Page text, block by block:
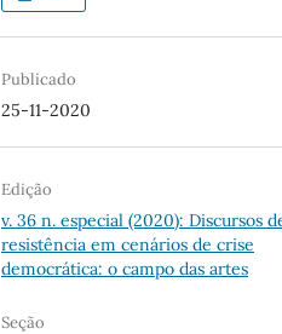
Publicado
25-11-2020
Edição
v. 36 n. especial (2020): Discursos
resistência em cenários de crise
democrática: o campo das artes
Seção